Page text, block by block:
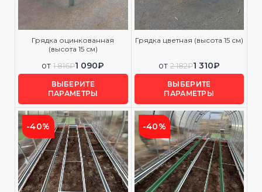
Грядка оцинкованная
(высота 15 см)
от 1 816₽1 090₽
ВЫБЕРИТЕ
ПАРАМЕТРЫ
Грядка цветная (высота 15 см)
от 2 182₽1 310₽
ВЫБЕРИТЕ
ПАРАМЕТРЫ
-40% -40%